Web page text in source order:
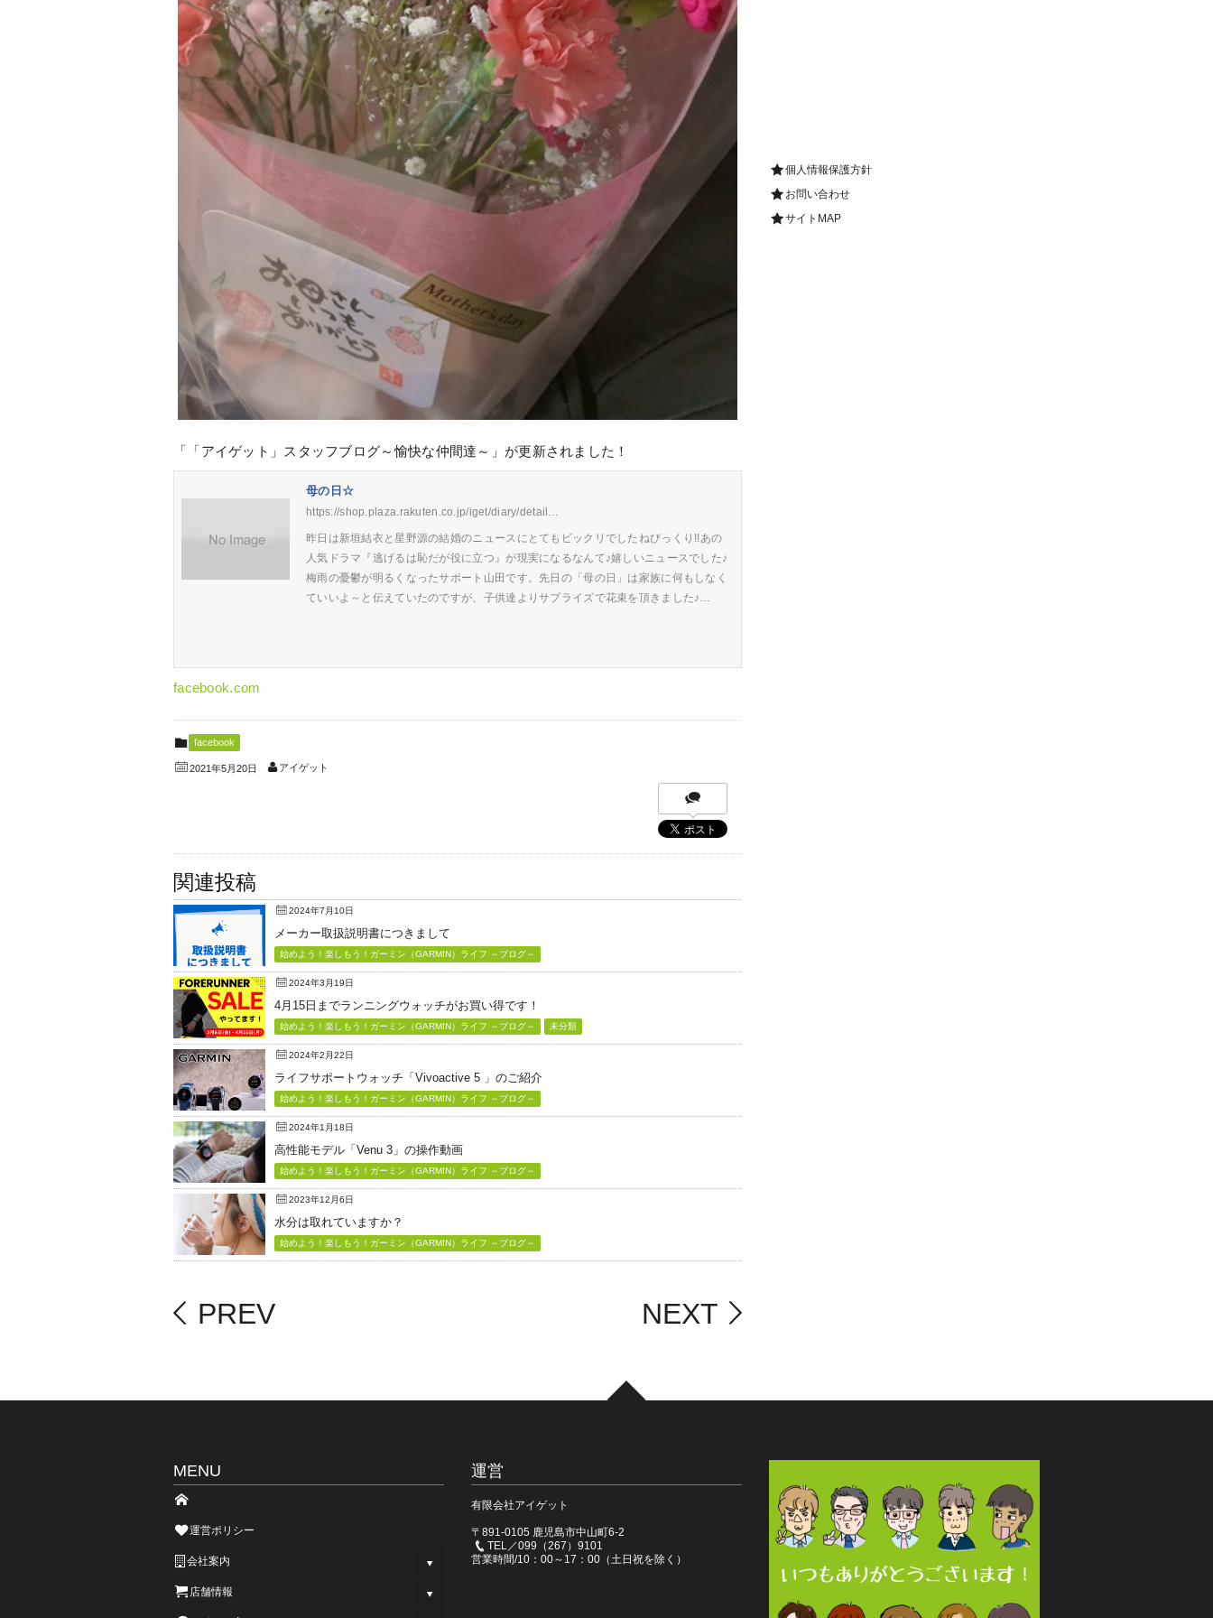
「「アイゲット」スタッフブログ～愉快な仲間達～」が更新されました！
母の日☆
https://shop.plaza.rakuten.co.jp/iget/diary/detail…
昨日は新垣結衣と星野源の結婚のニュースにとてもビックリでしたねびっくり!!あの
人気ドラマ『逃げるは恥だが役に立つ』が現実になるなんて♪嬉しいニュースでした♪
梅雨の憂鬱が明るくなったサポート山田です。先日の「母の日」は家族に何もしなく
ていいよ～と伝えていたのですが、子供達よりサプライズで花束を頂きました♪…
facebook.com
facebook
2021年5月20日 アイゲット
関連投稿
2024年7月10日
メーカー取扱説明書につきまして
始めよう！楽しもう！ガーミン（GARMIN）ライフ ～ブログ～
2024年3月19日
4月15日までランニングウォッチがお買い得です！
始めよう！楽しもう！ガーミン（GARMIN）ライフ ～ブログ～ 未分類
2024年2月22日
ライフサポートウォッチ「Vivoactive 5 」のご紹介
始めよう！楽しもう！ガーミン（GARMIN）ライフ ～ブログ～
2024年1月18日
高性能モデル「Venu 3」の操作動画
始めよう！楽しもう！ガーミン（GARMIN）ライフ ～ブログ～
2023年12月6日
水分は取れていますか？
始めよう！楽しもう！ガーミン（GARMIN）ライフ ～ブログ～
PREV NEXT
個人情報保護方針
お問い合わせ
サイトMAP
MENU
運営ポリシー
会社案内
店舗情報
運営
有限会社アイゲット
〒891-0105 鹿児島市中山町6-2
TEL／099（267）9101
営業時間/10：00～17：00（土日祝を除く）